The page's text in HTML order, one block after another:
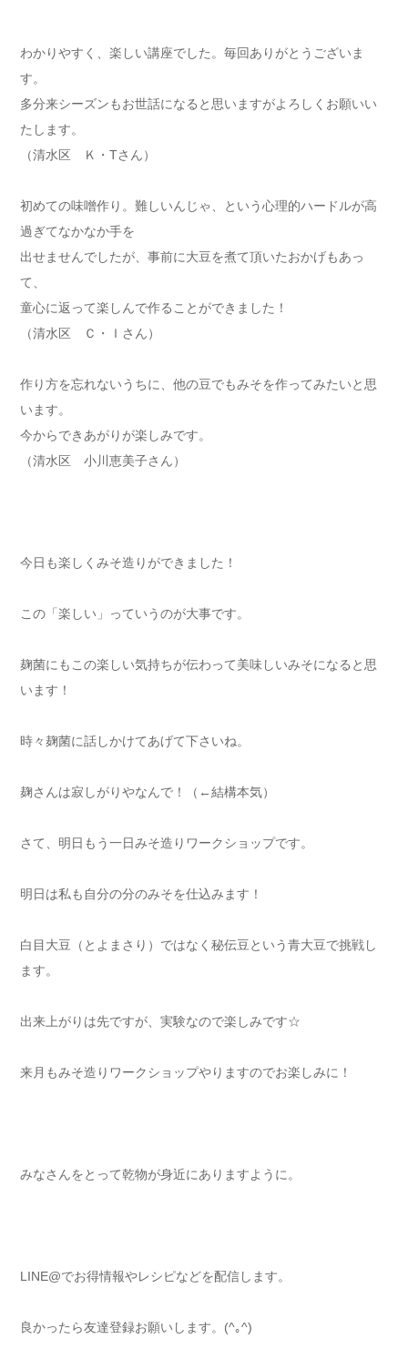
わかりやすく、楽しい講座でした。毎回ありがとうございま
す。
多分来シーズンもお世話になると思いますがよろしくお願いい
たします。
（清水区 Ｋ・Tさん）
初めての味噌作り。難しいんじゃ、という心理的ハードルが高
過ぎてなかなか手を
出せませんでしたが、事前に大豆を煮て頂いたおかげもあっ
て、
童心に返って楽しんで作ることができました！
（清水区 Ｃ・Ｉさん）
作り方を忘れないうちに、他の豆でもみそを作ってみたいと思
います。
今からできあがりが楽しみです。
（清水区 小川恵美子さん）
今日も楽しくみそ造りができました！
この「楽しい」っていうのが大事です。
麹菌にもこの楽しい気持ちが伝わって美味しいみそになると思
います！
時々麹菌に話しかけてあげて下さいね。
麹さんは寂しがりやなんで！（←結構本気）
さて、明日もう一日みそ造りワークショップです。
明日は私も自分の分のみそを仕込みます！
白目大豆（とよまさり）ではなく秘伝豆という青大豆で挑戦し
ます。
出来上がりは先ですが、実験なので楽しみです☆
来月もみそ造りワークショップやりますのでお楽しみに！
みなさんをとって乾物が身近にありますように。
LINE@でお得情報やレシピなどを配信します。
良かったら友達登録お願いします。(^｡^)